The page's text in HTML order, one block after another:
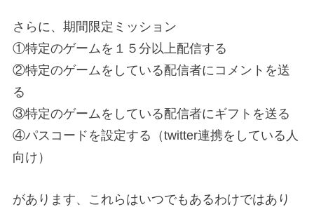
さらに、期間限定ミッション
①特定のゲームを１５分以上配信する
②特定のゲームをしている配信者にコメントを送
る
③特定のゲームをしている配信者にギフトを送る
④パスコードを設定する（twitter連携をしている人
向け）
があります、これらはいつでもあるわけではあり